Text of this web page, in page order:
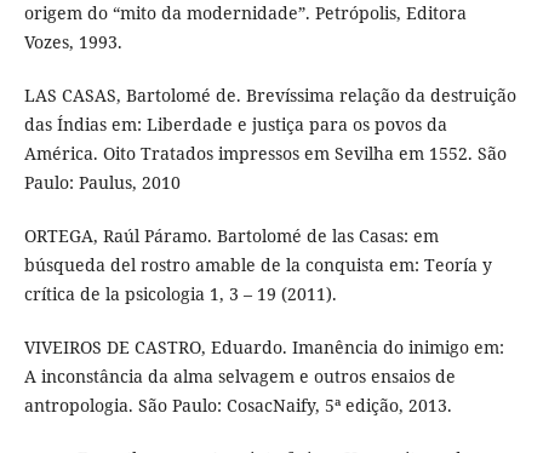
origem do “mito da modernidade”. Petrópolis, Editora
Vozes, 1993.
LAS CASAS, Bartolomé de. Brevíssima relação da destruição
das Índias em: Liberdade e justiça para os povos da
América. Oito Tratados impressos em Sevilha em 1552. São
Paulo: Paulus, 2010
ORTEGA, Raúl Páramo. Bartolomé de las Casas: em
búsqueda del rostro amable de la conquista em: Teoría y
crítica de la psicologia 1, 3 – 19 (2011).
VIVEIROS DE CASTRO, Eduardo. Imanência do inimigo em:
A inconstância da alma selvagem e outros ensaios de
antropologia. São Paulo: CosacNaify, 5ª edição, 2013.